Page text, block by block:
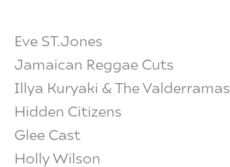
Eve ST.Jones
Jamaican Reggae Cuts
Illya Kuryaki & The Valderramas
Hidden Citizens
Glee Cast
Holly Wilson